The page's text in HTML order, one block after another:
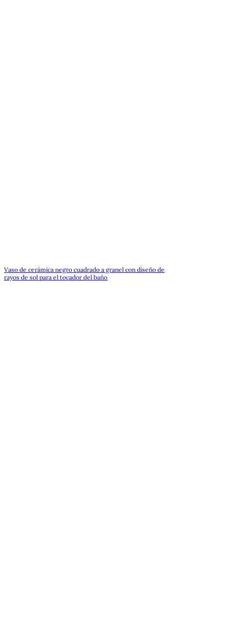
Vaso de cerámica negro cuadrado a granel con diseño de
rayos de sol para el tocador del baño